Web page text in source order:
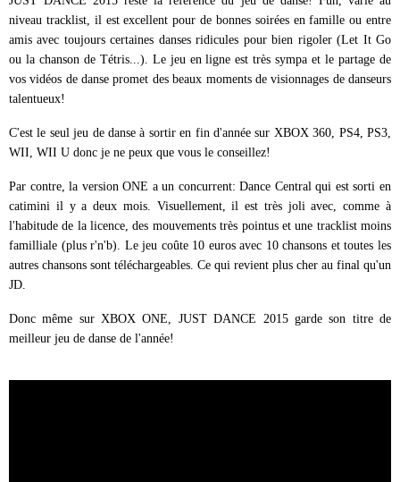
niveau tracklist, il est excellent pour de bonnes soirées en famille ou entre
amis avec toujours certaines danses ridicules pour bien rigoler (Let It Go
ou la chanson de Tétris...). Le jeu en ligne est très sympa et le partage de
vos vidéos de danse promet des beaux moments de visionnages de danseurs
talentueux!
C'est le seul jeu de danse à sortir en fin d'année sur XBOX 360, PS4, PS3,
WII, WII U donc je ne peux que vous le conseillez!
Par contre, la version ONE a un concurrent: Dance Central qui est sorti en
catimini il y a deux mois. Visuellement, il est très joli avec, comme à
l'habitude de la licence, des mouvements très pointus et une tracklist moins
familliale (plus r'n'b). Le jeu coûte 10 euros avec 10 chansons et toutes les
autres chansons sont téléchargeables. Ce qui revient plus cher au final qu'un
JD.
Donc même sur XBOX ONE, JUST DANCE 2015 garde son titre de
meilleur jeu de danse de l'année!